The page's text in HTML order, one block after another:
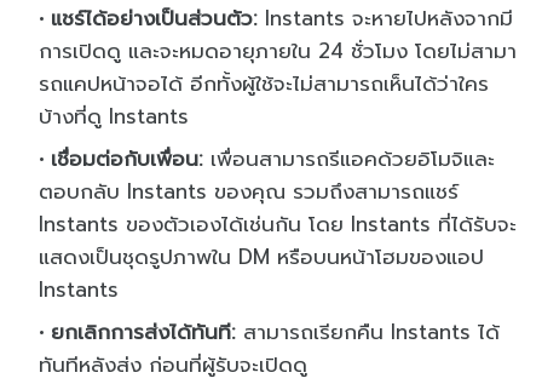
แชร์ได้อย่างเป็นส่วนตัว: Instants จะหายไปหลังจากมี
การเปิดดู และจะหมดอายุภายใน 24 ชั่วโมง โดยไม่สามา
รถแคปหน้าจอได้ อีกทั้งผู้ใช้จะไม่สามารถเห็นได้ว่าใคร
บ้างที่ดู Instants
เชื่อมต่อกับเพื่อน: เพื่อนสามารถรีแอคด้วยอิโมจิและ
ตอบกลับ Instants ของคุณ รวมถึงสามารถแชร์
Instants ของตัวเองได้เช่นกัน โดย Instants ที่ได้รับจะ
แสดงเป็นชุดรูปภาพใน DM หรือบนหน้าโฮมของแอป
Instants
ยกเลิกการส่งได้ทันที: สามารถเรียกคืน Instants ได้
ทันทีหลังส่ง ก่อนที่ผู้รับจะเปิดดู